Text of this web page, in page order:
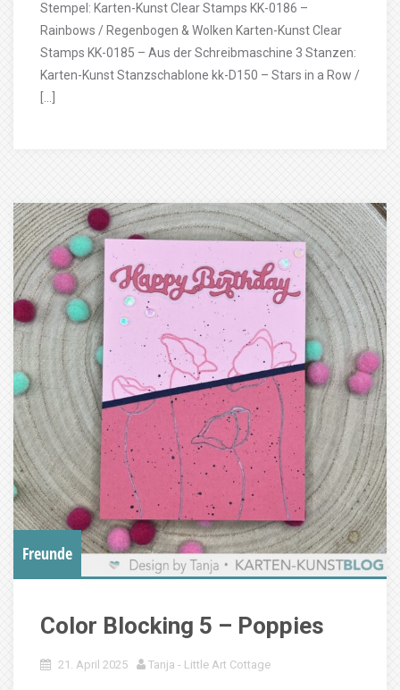
Stempel: Karten-Kunst Clear Stamps KK-0186 –
Rainbows / Regenbogen & Wolken Karten-Kunst Clear
Stamps KK-0185 – Aus der Schreibmaschine 3 Stanzen:
Karten-Kunst Stanzschablone kk-D150 – Stars in a Row /
Freunde
Color Blocking 5 – Poppies
21. April 2025 Tanja - Little Art Cottage